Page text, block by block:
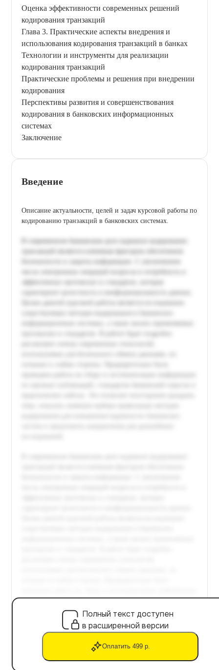
Оценка эффективности современных решений
кодирования транзакций
Глава 3. Практические аспекты внедрения и
использования кодирования транзакций в банках
Технологии и инструменты для реализации
кодирования транзакций
Практические проблемы и решения при внедрении
кодирования
Перспективы развития и совершенствования
кодирования в банковских информационных
системах
Заключение
Введение
Описание актуальности, целей и задач курсовой работы по
кодированию транзакций в банковских системах.
Полный текст доступен
в расширенной версии
Оплатить 499 р.